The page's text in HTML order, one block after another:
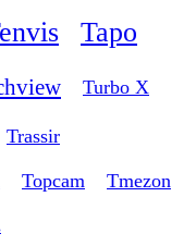
Tapo
Turbo X
Trassir
Topcam Tmezon